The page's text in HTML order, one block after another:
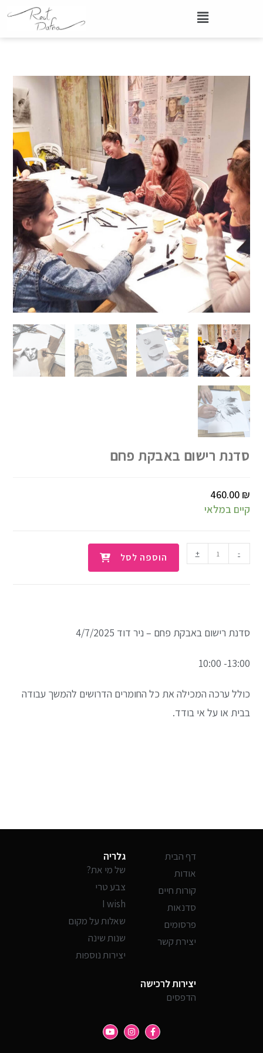
סדנת רישום באבקת פחם
460.00 ₪
קיים במלאי
-
+ הוספה לסל
סדנת רישום באבקת פחם – ניר דוד 4/7/2025
13:00- 10:00
כולל ערכה המכילה את כל החומרים הדרושים להמשך עבודה
בבית או על אי בודד.
דף הבית
אודות
קורות חיים
סדנאות
פרסומים
יצירת קשר
גלריה
של מי את?
צבע טרי
I wish
שאלות על מקום
שנות שינה
יצירות נוספות
יצירות לרכישה
הדפסים